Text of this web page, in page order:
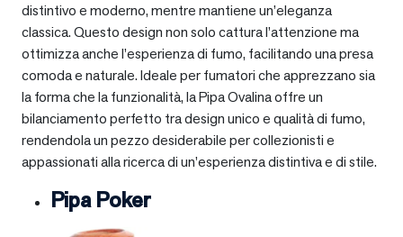
distintivo e moderno, mentre mantiene un’eleganza
classica. Questo design non solo cattura l’attenzione ma
ottimizza anche l’esperienza di fumo, facilitando una presa
comoda e naturale. Ideale per fumatori che apprezzano sia
la forma che la funzionalità, la Pipa Ovalina offre un
bilanciamento perfetto tra design unico e qualità di fumo,
rendendola un pezzo desiderabile per collezionisti e
appassionati alla ricerca di un’esperienza distintiva e di stile.
Pipa Poker